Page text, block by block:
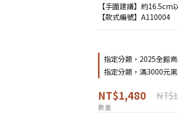
【手圍建議】約16.5cm
【款式編號】A110004
指定分類，2025全館
指定分類，滿3000元
NT$1,480
數量